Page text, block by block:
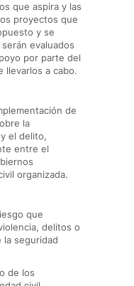
que aspira y las
proyectos que
y se
evaluados
por parte del
llevarlos a cabo.
de
la
el delito,
entre el
organizada.
que
delitos o
seguridad
de los